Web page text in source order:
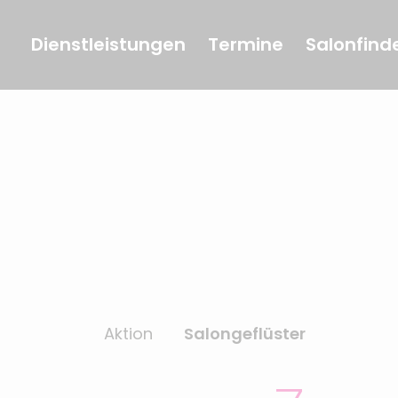
Dienstleistungen Termine
Aktion Salongeflüster